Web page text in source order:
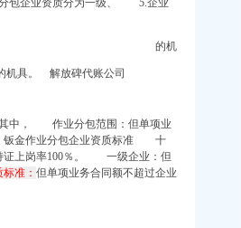
企业资质分为一级、
5.企业
的机
具。 解放碑代账公司
中， 作业分包范围：但单项业
钣金作业分包企业资质标准 十
上岗率100％。
一级企业：但
准： 但单项业务合同额不超过企业